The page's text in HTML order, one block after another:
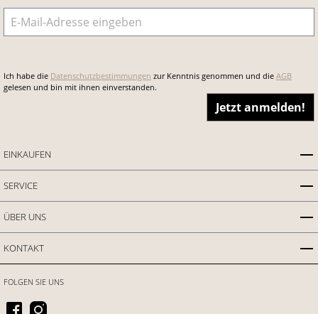
E-Mail-Adresse
Ich habe die Datenschutzbestimmungen zur Kenntnis genommen und die AGB
gelesen und bin mit ihnen einverstanden.
Jetzt anmelden!
EINKAUFEN
SERVICE
ÜBER UNS
KONTAKT
FOLGEN SIE UNS